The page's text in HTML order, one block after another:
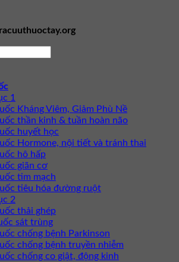
1
Kháng Viêm, Giảm Phù Nề
thần kinh & tuần hoàn não
huyết học
Hormone, nội tiết và tránh thai
hô hấp
giãn cơ
tim mạch
tiêu hóa đường ruột
2
thải ghép
sát trùng
chống bệnh Parkinson
chống bệnh truyền nhiễm
chống co giật, động kinh